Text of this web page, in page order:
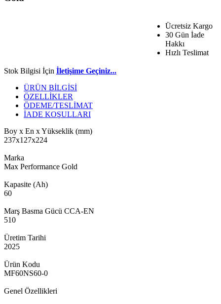
Ücretsiz Kargo
30 Gün İade
Hakkı
Hızlı Teslimat
Stok Bilgisi İçin İletişime Geçiniz...
ÜRÜN BİLGİSİ
ÖZELLİKLER
ÖDEME/TESLİMAT
İADE KOŞULLARI
Boy x En x Yükseklik (mm)
237x127x224
Marka
Max Performance Gold
Kapasite (Ah)
60
Marş Basma Gücü CCA-EN
510
Üretim Tarihi
2025
Ürün Kodu
MF60NS60-0
Genel Özellikleri